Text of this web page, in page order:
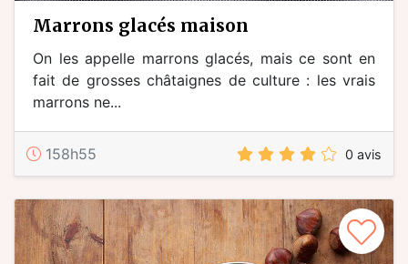
marrons glacés maison
On les appelle marrons glacés, mais ce sont en
fait de grosses châtaignes de culture : les vrais
marrons ne...
158h55 0 avis